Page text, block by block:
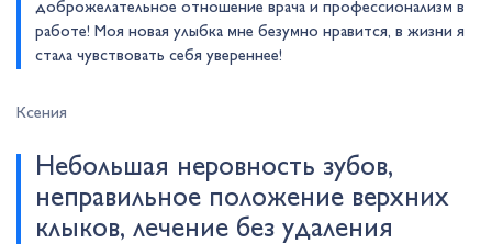
доброжелательное отношение врача и профессионализм в
работе! Моя новая улыбка мне безумно нравится, в жизни я
стала чувствовать себя увереннее!
Ксения
Небольшая неровность зубов,
неправильное положение верхних
клыков, лечение без удаления